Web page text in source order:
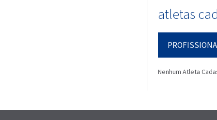
atletas
Nenhum Atleta